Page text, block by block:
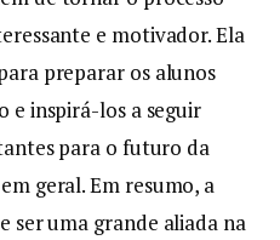
e motivador. Ela
preparar os alunos
e inspirá-los a seguir
para o futuro da
geral. Em resumo, a
ser uma grande aliada na